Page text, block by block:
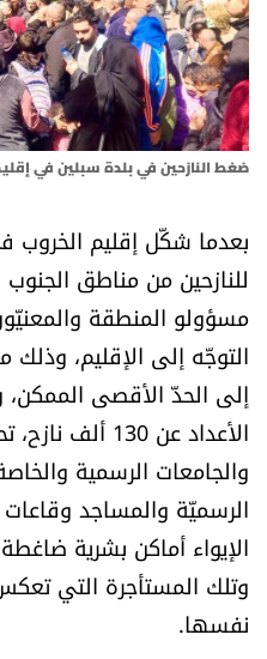
نداء القرّاء
خاص الموقع
كتّابنا
تحت المجهر
آراء
اقتصاد
العالم
الصحافة الإسرائيلية
ثقافة وفنون
فصل من كتاب
ضغط النازحين في بلدة سبلين في
بعدما شكّل إقليم الخروب
للنازحين من مناطق الجنوب
مسؤولو المنطقة
التوجّه إلى الإقليم،
إلى الحدّ الأقصى الممكن،
الأعداد عن
والجامعات الرسمية
الرسميّة والمساجد وقاعات
الإيواء أماكن بشرية
وتلك المستأجرة التي
نفسها.